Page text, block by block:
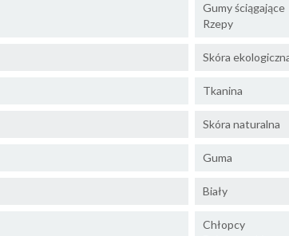
Gumy ściągające
Rzepy
Skóra
Tkanina
Skóra naturalna
Guma
Biały
Chłopcy